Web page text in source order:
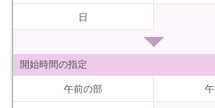
日
開始時間の指定
午前の部